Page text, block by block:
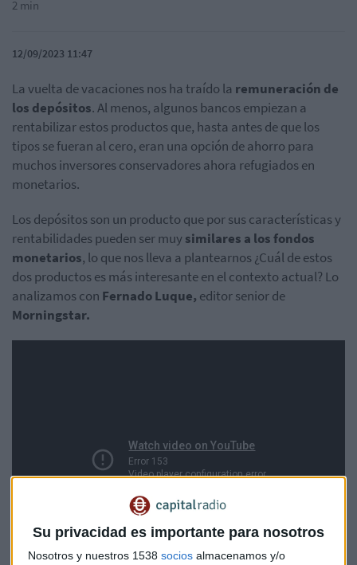
Su privacidad es importante para nosotros
Nosotros y nuestros 1538 socios almacenamos y/o
2 min
12/09/2023 11:47
La vuelta de vacaciones nos ha traído la remuneración de
los depósitos. Al menos, algunos bancos empiezan a
rentabilizar estos productos que, hasta antes de que los
tipos se fueran al cero, eran una opción de ahorro para
muchos inversores conservadores ahora refugiados en
monetarios.
Los depósitos son un producto que por sus características y
rentabilidades pueden ser muysimilares a los fondos
monetarios, lo que nos lleva a plantearnos ¿Cuál de estos
dos productos es más interesante en el contexto actual? Lo
analizamos con Fernado Luque, editor senior de
Morningstar.